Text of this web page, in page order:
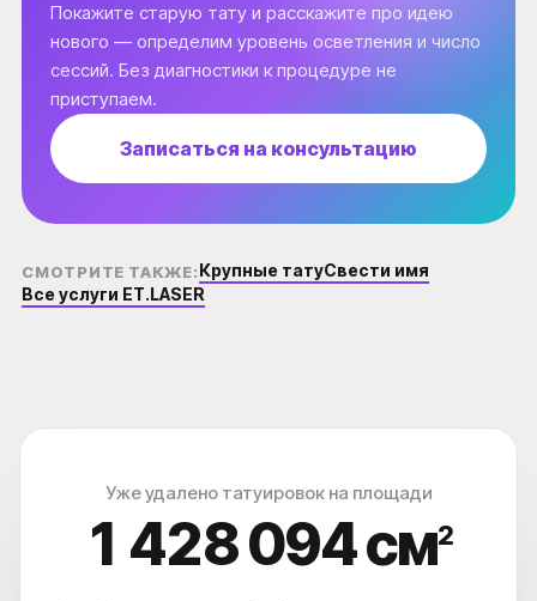
Покажите старую тату и расскажите про идею
нового — определим уровень осветления и число
сессий. Без диагностики к процедуре не
приступаем.
Записаться на консультацию
СМОТРИТЕ ТАКЖЕ:Крупные татуСвести имя
Все услуги ET.LASER
Уже удалено татуировок на площади
1 428 097см2